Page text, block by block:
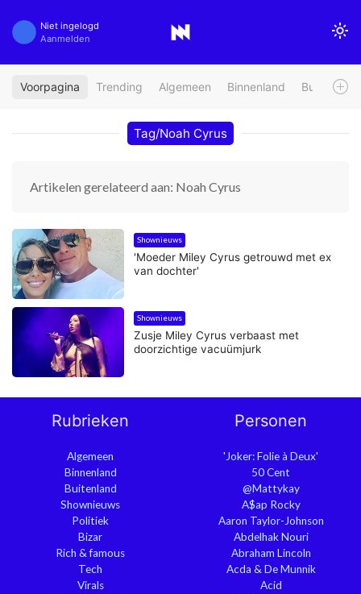
Niet ingelogd
Aanmelden
Voorpagina Trending Algemeen Binnenland Buitenland
Tag/Noah Cyrus
Artikelen gerelateerd aan: Noah Cyrus
Shownieuws
'Moeder Miley Cyrus getrouwd met ex
van dochter'
Shownieuws
Zusje Miley Cyrus verbaast met
doorzichtige vacuümjurk
Rubrieken
Algemeen
Binnenland
Buitenland
Shownieuws
Politiek
Bizar
Rich & famous
Tech
Virals
Personen
'Joker: Folie à Deux'
50 Cent
@Mattykay
A$ap Rocky
Aaron Taylor-Johnson
Abdelhak Nouri
Abraham Lincoln
Acda & De Munnik
Acid